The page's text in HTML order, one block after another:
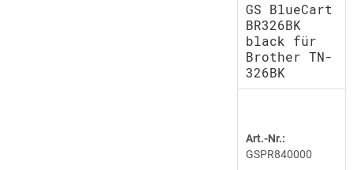
GS BlueCart
BR326BK
black für
Brother TN-
326BK
Art.-Nr.:
GSPR840000